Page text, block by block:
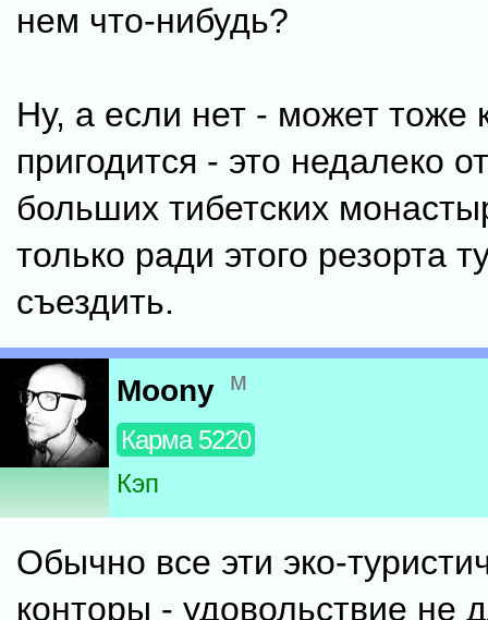
нем что-нибудь?
Ну, а если нет - может тоже
пригодится - это недалеко
больших тибетских
только ради этого резорта
съездить.
Moony м
Карма 5220
Кэп
Обычно все эти эко-
конторы - удовольствие не